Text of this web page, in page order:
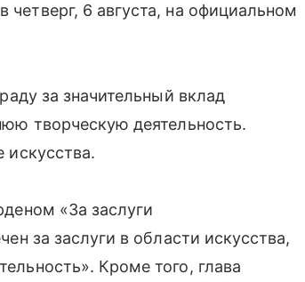
6 августа, на официальном
за значительный вклад
творческую деятельность.
искусства.
«За заслуги
за заслуги в области искусства,
Кроме того, глава